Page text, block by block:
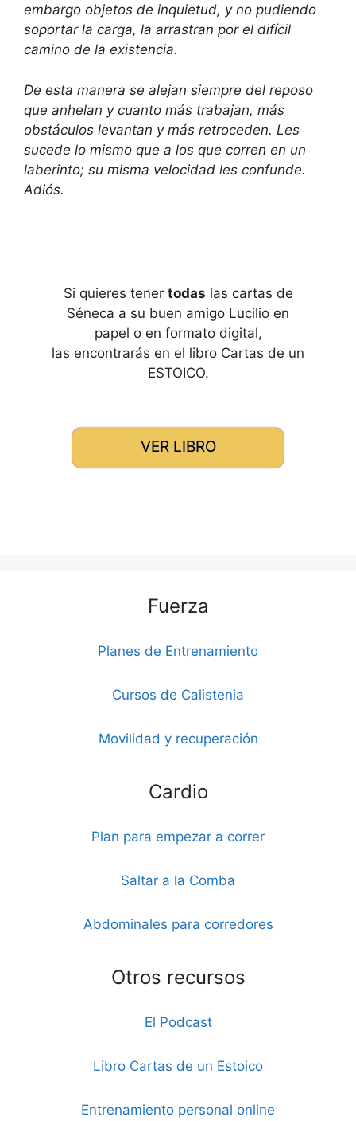
embargo objetos de inquietud, y no pudiendo
soportar la carga, la arrastran por el difícil
camino de la existencia.
De esta manera se alejan siempre del reposo
que anhelan y cuanto más trabajan, más
obstáculos levantan y más retroceden. Les
sucede lo mismo que a los que corren en un
laberinto; su misma velocidad les confunde.
Adiós.
Si quieres tener todas las cartas de
Séneca a su buen amigo Lucilio en
papel o en formato digital,
las encontrarás en el libro Cartas de un
ESTOICO.
VER LIBRO
Fuerza
Planes de Entrenamiento
Cursos de Calistenia
Movilidad y recuperación
Cardio
Plan para empezar a correr
Saltar a la Comba
Abdominales para corredores
Otros recursos
El Podcast
Libro Cartas de un Estoico
Entrenamiento personal online